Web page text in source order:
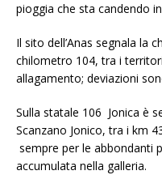
pioggia che sta candendo
Il sito dell’Anas segnala la
chilometro 104, tra i
allagamento; deviazioni
Sulla statale 106 Jonica è
Scanzano Jonico, tra i km
sempre per le abbondanti
accumulata nella galleria.